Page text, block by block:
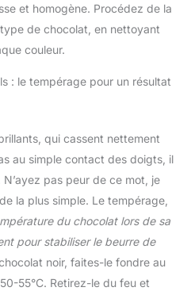
et homogène. Procédez de la
de chocolat, en nettoyant
couleur.
: le tempérage pour un résultat
qui cassent nettement
au simple contact des doigts, il
pas peur de ce mot, je
la plus simple. Le tempérage,
du chocolat lors de sa
pour stabiliser le beurre de
noir, faites-le fondre au
55°C. Retirez-le du feu et